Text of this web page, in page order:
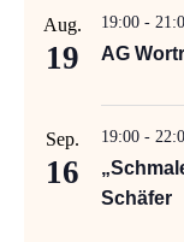
Aug.
19
19:00 -
AG
Sep.
16
19:00 -
Schäfer